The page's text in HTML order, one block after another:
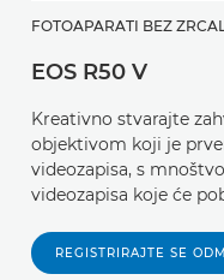
FOTOAPARATI BEZ
EOS R50 V
Kreativno stvarajte
objektivom koji je
videozapisa, s
videozapisa koje će
REGISTRIRAJTE SE